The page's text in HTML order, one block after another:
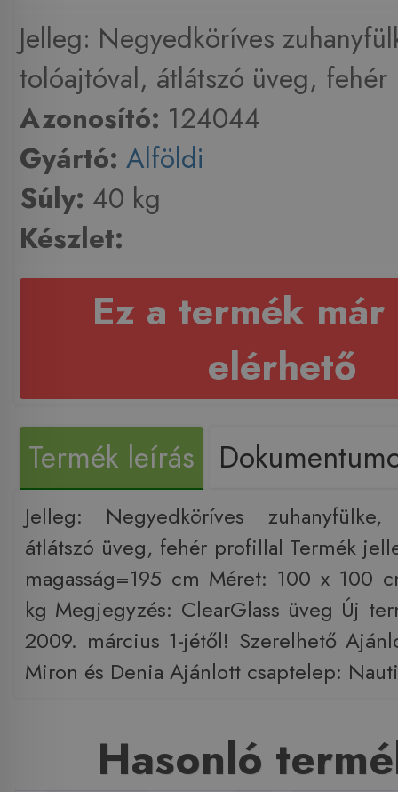
Jelleg: Negyedköríves
tolóajtóval, átlátszó üveg, fehér
Azonosító: 124044
Gyártó: Alföldi
Súly: 40 kg
Készlet:
Ez a termék már
elérhető
Termék leírás
Jelleg: Negyedköríves
átlátszó üveg, fehér profillal Termék
magasság=195 cm Méret: 100 x 100
kg Megjegyzés: ClearGlass üveg Új
2009. március 1-jétől! Szerelhető
Miron és Denia Ajánlott csaptelep:
Hasonló